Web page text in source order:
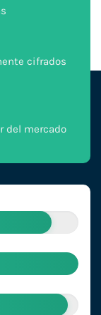
cifrados
del mercado